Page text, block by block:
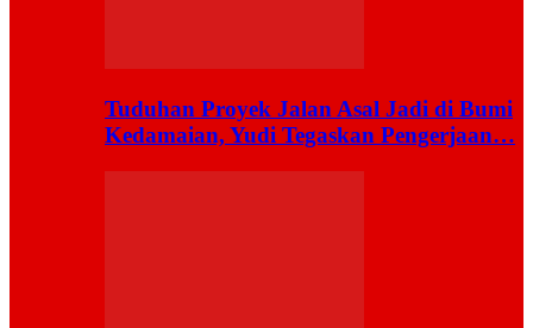
Tuduhan Proyek Jalan Asal Jadi di Bumi
Kedamaian, Yudi Tegaskan Pengerjaan…